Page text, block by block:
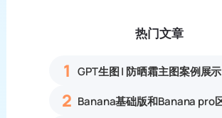
热门文章
1 GPT生图 | 防晒霜主图案例展示
2